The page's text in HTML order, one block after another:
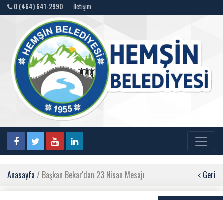
0 (464) 641-2990 İletişim
Anasayfa / Başkan Bekar'dan 23 Nisan Mesajı Geri